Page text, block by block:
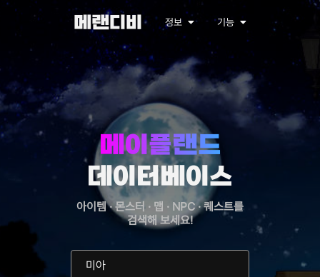
메랜디비 정보 기능
메이플랜드
데이터베이스
아이템 · 몬스터 · 맵 · NPC · 퀘스트를
검색해 보세요!